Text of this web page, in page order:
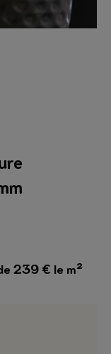
239 € le m²